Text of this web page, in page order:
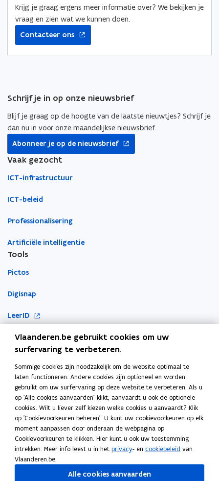
t
i
e
u
w
e
s
t
r
o
p
t
i
e
u
w
v
e
s
r
i
n
k
a
l
e
m
b
o
r
Krijg je graag ergens meer informatie over? We bekijken je
vraag en zien wat we kunnen doen.
Contacteer ons
Schrijf je in op onze nieuwsbrief
Blijf je graag op de hoogte van de laatste nieuwtjes? Schrijf je
dan nu in voor onze maandelijkse nieuwsbrief.
Abonneer je op de nieuwsbrief
opent
nieuw
Vaak gezocht
ICT-infrastructuur
ICT-beleid
Professionalisering
Artificiële intelligentie
Tools
Pictos
Digisnap
LeerID
o
p
KlasCement
Ook interessant
E-inclusie
Inspiratiegids computationeel denken en programmeren
ICT-coördinatie
Toegankelijkheidsverklaring
Vlaanderen.be gebruikt cookies om uw
surfervaring te verbeteren.
Sommige cookies zijn noodzakelijk om de website optimaal te
laten functioneren. Andere cookies zijn optioneel en worden
gebruikt om uw surfervaring op deze website te verbeteren. Als u
op 'Alle cookies aanvaarden' klikt, aanvaardt u ook de optionele
cookies. Wilt u liever zelf kiezen welke cookies u aanvaardt? Klik
op 'Cookievoorkeuren beheren'. U kunt uw cookievoorkeuren op elk
moment aanpassen door onderaan de webpagina op
Cookievoorkeuren te klikken. Hier kunt u ook uw toestemming
intrekken. Meer info leest u in het privacy- en cookiebeleid van
Vlaanderen.be.
Alle cookies aanvaarden